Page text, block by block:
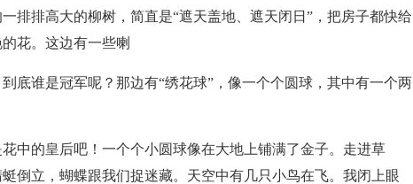
排排高大的柳树，简直是“遮天盖地、遮天闭日”，把房子都快给
花。这边有一些喇
底谁是冠军呢？那边有“绣花球”，像一个个圆球，其中有一个两
中的皇后吧！一个个小圆球像在大地上铺满了金子。走进草
倒立，蝴蝶跟我们捉迷藏。天空中有几只小鸟在飞。我闭上眼